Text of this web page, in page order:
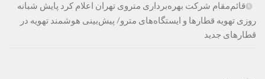
قائم‌مقام شرکت بهره‌برداری متروی تهران اعلام کرد پایش شبانه
روزی تهویه قطارها و ایستگاه‌های مترو/ پیش‌بینی هوشمند تهویه در
قطارهای جدید